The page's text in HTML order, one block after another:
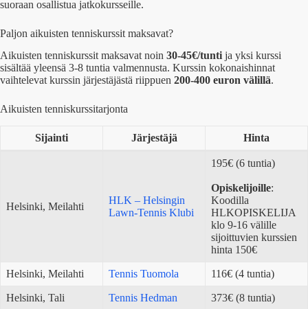
suoraan osallistua jatkokursseille.
Paljon aikuisten tenniskurssit maksavat?
Aikuisten tenniskurssit maksavat noin 30-45€/tunti ja yksi kurssi
sisältää yleensä 3-8 tuntia valmennusta. Kurssin kokonaishinnat
vaihtelevat kurssin järjestäjästä riippuen 200-400 euron välillä.
Aikuisten tenniskurssitarjonta
Sijainti Järjestäjä Hinta
Helsinki, Meilahti
HLK – Helsingin
Lawn-Tennis Klubi
195€ (6 tuntia)
Opiskelijoille:
Koodilla
HLKOPISKELIJA
klo 9-16 välille
sijoittuvien kurssien
hinta 150€
Helsinki, Meilahti Tennis Tuomola 116€ (4 tuntia)
Helsinki, Tali Tennis Hedman 373€ (8 tuntia)